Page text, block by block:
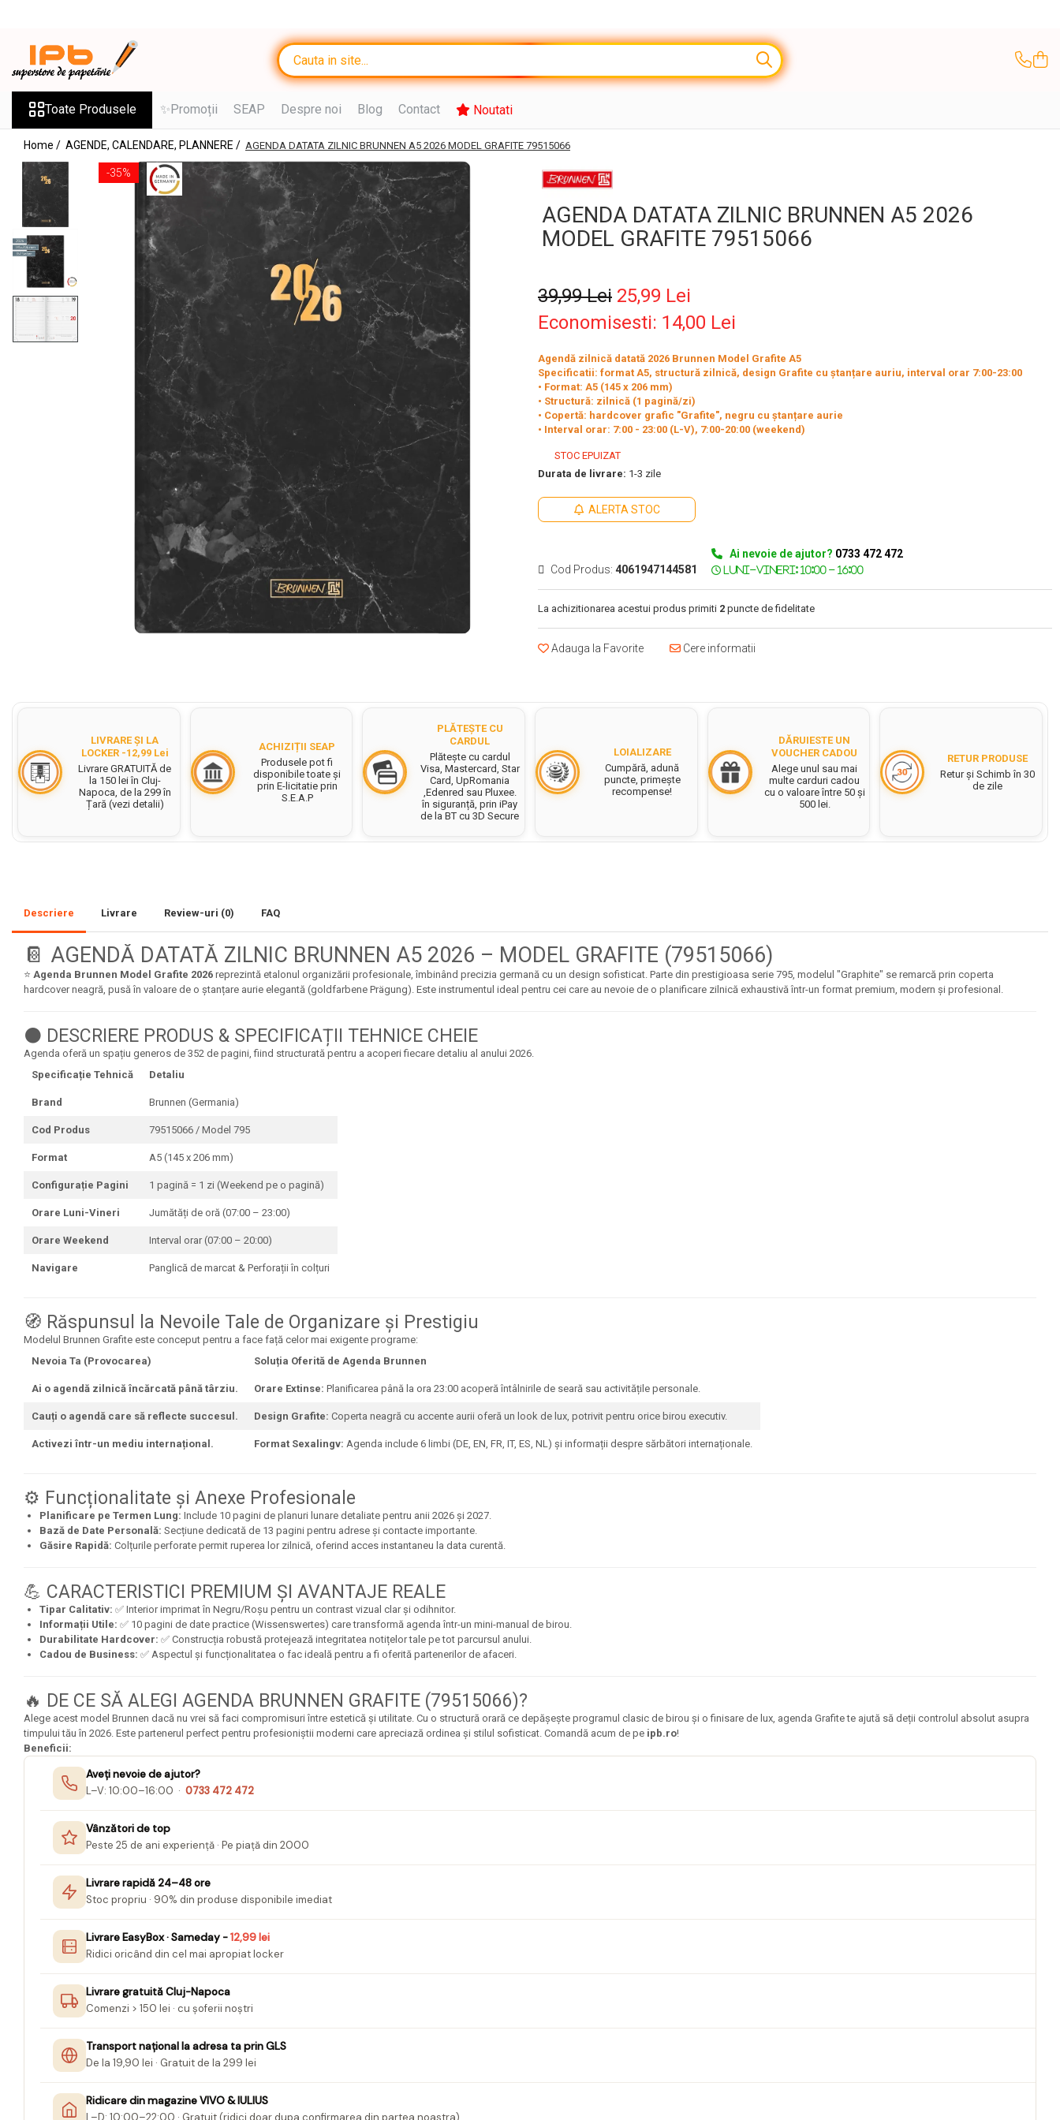
Toate Produsele
Ghiozdane, Rucsacuri, Trolere
Penare, Etuiuri, Necessaire
Saci de sport, Borsete
Caiete
Caiete cu 2 sau mai multe
subiecte
Caiete de Calitate
Blocuri de desen
Coperți
Stilouri si Rollere cu Cerneala
Cerneala Stilouri, Patroane
Instrumente pentru scris kids
Jocuri Educative si Puzzle-uri
Corector fluid cu pasta
Culori si vopsele acrilice
Acuarele Guase
Pahare, palete si sorturi
Pensule scolare set
Foarfece pentru copii
Hartie si carton colorate
Glasata
Mape Birou/ Dosare Scolare
plastic
Sticle, caserole, pusculite,
Plastilina, Planseta plastilina
Socotitoare, Betisoare
Carti de Colorat pentru copii
Carti Educative
Carnetele notite copii
magnet
Harti de perete
Creta scolara
Glob Pamantesc Scolar
Materiale Didactice
Instrumente geometrie pentru
tabla scolara
Tablite de desenat magnetice
Articole papetarie pentru copii
Banda adeziva
Compas scolar
Pixuri cu radiera
Seturi Creative pentru Copii
Stampile Copii
Bibliorafturi
Alonje indosariere
Etichete pentru bibliorafturi
Folii de protectie pentru
documente
Dosare plastic cu sina pt
documente
Mape carton cu elastic
Cutii si containere arhivare
Caiete mecanice
Toate Produsele ✨Promoții SEAP Despre noi Blog Contact Noutati
Home / AGENDE, CALENDARE, PLANNERE / AGENDA DATATA ZILNIC BRUNNEN A5 2026 MODEL GRAFITE 79515066
AGENDA DATATA ZILNIC BRUNNEN A5 2026
MODEL GRAFITE 79515066
-35%
39,99 Lei 25,99 Lei
Economisesti: 14,00 Lei
Agendă zilnică datată 2026 Brunnen Model Grafite A5
Specificatii: format A5, structură zilnică, design Grafite cu ștanțare auriu, interval orar 7:00-23:00
• Format: A5 (145 x 206 mm)
• Structură: zilnică (1 pagină/zi)
• Copertă: hardcover grafic "Grafite", negru cu ștanțare aurie
• Interval orar: 7:00 - 23:00 (L-V), 7:00-20:00 (weekend)
STOC EPUIZAT
Durata de livrare: 1-3 zile
ALERTA STOC
Cod Produs: 4061947144581
Ai nevoie de ajutor? 0733 472 472
La achizitionarea acestui produs primiti 2 puncte de fidelitate
Adauga la Favorite Cere informatii
LIVRARE ȘI LA
LOCKER -12,99 Lei
Livrare GRATUITĂ de
la 150 lei în Cluj-
Napoca, de la 299 în
Țară (vezi detalii)
ACHIZIȚII SEAP
Produsele pot fi
disponibile toate și
prin E-licitatie prin
S.E.A.P
PLĂTEȘTE CU
CARDUL
Plătește cu cardul
Visa, Mastercard, Star
Card, UpRomania
,Edenred sau Pluxee.
în siguranță, prin iPay
de la BT cu 3D Secure
LOIALIZARE
Cumpără, adună
puncte, primește
recompense!
DĂRUIESTE UN
VOUCHER CADOU
Alege unul sau mai
multe carduri cadou
cu o valoare între 50 și
500 lei.
RETUR PRODUSE
Retur și Schimb în 30
de zile
Descriere Livrare Review-uri (0) FAQ
📔 AGENDĂ DATATĂ ZILNIC BRUNNEN A5 2026 – MODEL GRAFITE (79515066)
⭐ Agenda Brunnen Model Grafite 2026 reprezintă etalonul organizării profesionale, îmbinând precizia germană cu un design sofisticat. Parte din prestigioasa serie 795, modelul "Graphite" se remarcă prin coperta
hardcover neagră, pusă în valoare de o ștanțare aurie elegantă (goldfarbene Prägung). Este instrumentul ideal pentru cei care au nevoie de o planificare zilnică exhaustivă într-un format premium, modern și profesional.
⚫ DESCRIERE PRODUS & SPECIFICAȚII TEHNICE CHEIE
Agenda oferă un spațiu generos de 352 de pagini, fiind structurată pentru a acoperi fiecare detaliu al anului 2026.
Specificație Tehnică
Detaliu
Brand Brunnen (Germania)
Cod Produs 79515066 / Model 795
Format A5 (145 x 206 mm)
Configurație Pagini 1 pagină = 1 zi (Weekend pe o pagină)
Orare Luni-Vineri Jumătăți de oră (07:00 – 23:00)
Orare Weekend Interval orar (07:00 – 20:00)
Navigare Panglică de marcat & Perforații în colțuri
🧭 Răspunsul la Nevoile Tale de Organizare și Prestigiu
Modelul Brunnen Grafite este conceput pentru a face față celor mai exigente programe:
Nevoia Ta (Provocarea)
Soluția Oferită de Agenda Brunnen
Ai o agendă zilnică încărcată până târziu. Orare Extinse: Planificarea până la ora 23:00 acoperă întâlnirile de seară sau activitățile personale.
Cauți o agendă care să reflecte succesul. Design Grafite: Coperta neagră cu accente aurii oferă un look de lux, potrivit pentru orice birou executiv.
Activezi într-un mediu internațional. Format Sexalingv: Agenda include 6 limbi (DE, EN, FR, IT, ES, NL) și informații despre sărbători internaționale.
⚙️ Funcționalitate și Anexe Profesionale
Planificare pe Termen Lung: Include 10 pagini de planuri lunare detaliate pentru anii 2026 și 2027.
Bază de Date Personală: Secțiune dedicată de 13 pagini pentru adrese și contacte importante.
Găsire Rapidă: Colțurile perforate permit ruperea lor zilnică, oferind acces instantaneu la data curentă.
💪 CARACTERISTICI PREMIUM ȘI AVANTAJE REALE
Tipar Calitativ: ✅ Interior imprimat în Negru/Roșu pentru un contrast vizual clar și odihnitor.
Informații Utile: ✅ 10 pagini de date practice (Wissenswertes) care transformă agenda într-un mini-manual de birou.
Durabilitate Hardcover: ✅ Construcția robustă protejează integritatea notițelor tale pe tot parcursul anului.
Cadou de Business: ✅ Aspectul și funcționalitatea o fac ideală pentru a fi oferită partenerilor de afaceri.
🔥 DE CE SĂ ALEGI AGENDA BRUNNEN GRAFITE (79515066)?
Alege acest model Brunnen dacă nu vrei să faci compromisuri între estetică și utilitate. Cu o structură orară ce depășește programul clasic de birou și o finisare de lux, agenda Grafite te ajută să deții controlul absolut asupra
timpului tău în 2026. Este partenerul perfect pentru profesioniștii moderni care apreciază ordinea și stilul sofisticat. Comandă acum de pe ipb.ro!
Beneficii:
Aveți nevoie de ajutor?
L–V: 10:00–16:00 · 0733 472 472
Vânzători de top
Peste 25 de ani experiență · Pe piață din 2000
Livrare rapidă 24–48 ore
Stoc propriu · 90% din produse disponibile imediat
Livrare EasyBox · Sameday -12,99 lei
Ridici oricând din cel mai apropiat locker
Livrare gratuită Cluj-Napoca
Comenzi > 150 lei · cu șoferii noștri
Transport național la adresa ta prin GLS
De la 19,90 lei · Gratuit de la 299 lei
Ridicare din magazine VIVO & IULIUS